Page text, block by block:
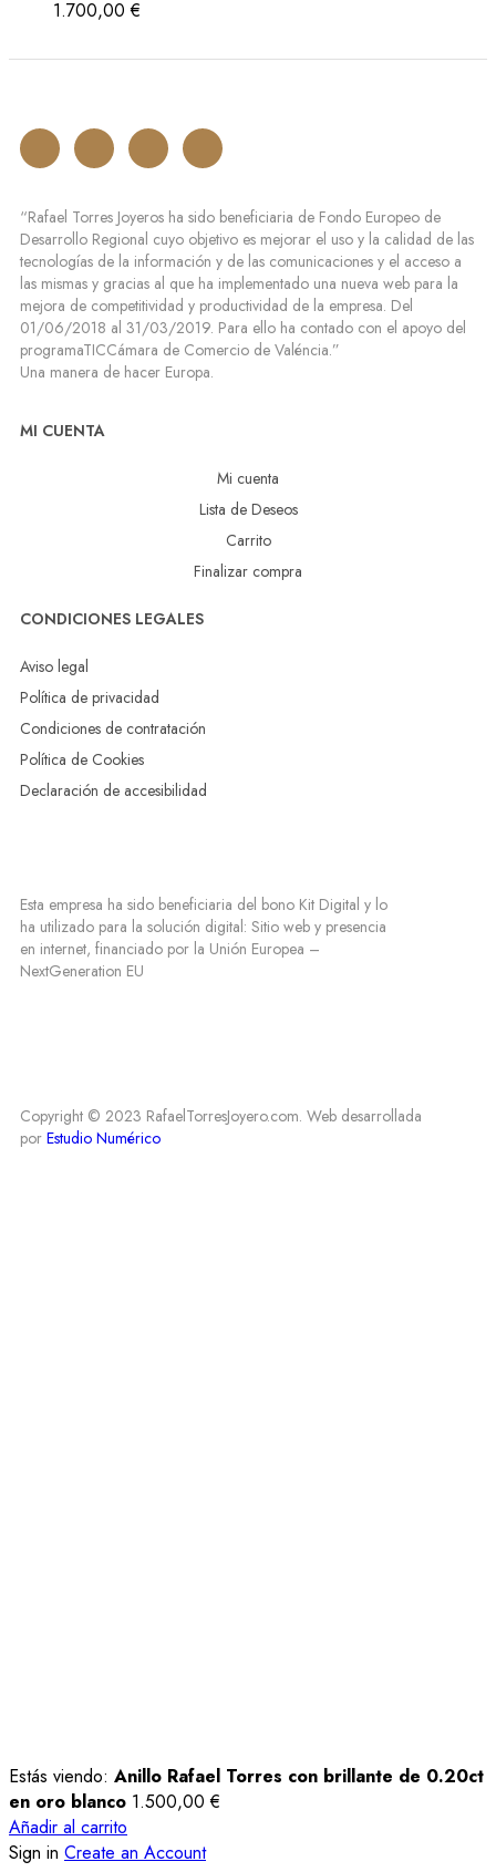
1.700,00€
“Rafael Torres Joyeros ha sido beneficiaria de Fondo Europeo de
Desarrollo Regional cuyo objetivo es mejorar el uso y la calidad de las
tecnologías de la información y de las comunicaciones y el acceso a
las mismas y gracias al que ha implementado una nueva web para la
mejora de competitividad y productividad de la empresa. Del
01/06/2018 al 31/03/2019. Para ello ha contado con el apoyo del
programaTICCámara de Comercio de Valéncia.”
Una manera de hacer Europa.
MI CUENTA
Mi cuenta
Lista de Deseos
Carrito
Finalizar compra
CONDICIONES LEGALES
Aviso legal
Política de privacidad
Condiciones de contratación
Política de Cookies
Declaración de accesibilidad
Esta empresa ha sido beneficiaria del bono Kit Digital y lo
ha utilizado para la solución digital: Sitio web y presencia
en internet, financiado por la Unión Europea –
NextGeneration EU
Copyright © 2023 RafaelTorresJoyero.com. Web desarrollada
por Estudio Numérico
Estás viendo: Anillo Rafael Torres con brillante de 0.20ct
en oro blanco 1.500,00€
Añadir al carrito
Sign in Create an Account